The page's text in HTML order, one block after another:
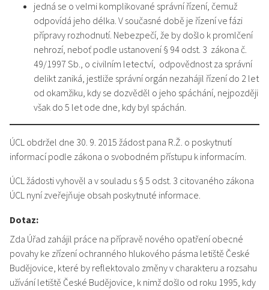
jedná se o velmi komplikované správní řízení, čemuž
odpovídá jeho délka. V současné době je řízení ve fázi
přípravy rozhodnutí. Nebezpečí, že by došlo k promlčení
nehrozí, neboť podle ustanovení § 94 odst. 3 zákona č.
49/1997 Sb., o civilním letectví, odpovědnost za správní
delikt zaniká, jestliže správní orgán nezahájil řízení do 2 let
od okamžiku, kdy se dozvěděl o jeho spáchání, nejpozději
však do 5 let ode dne, kdy byl spáchán.
ÚCL obdržel dne 30. 9. 2015 žádost pana R.Ž. o poskytnutí
informací podle zákona o svobodném přístupu k informacím.
ÚCL žádosti vyhověl a v souladu s § 5 odst. 3 citovaného zákona
ÚCL nyní zveřejňuje obsah poskytnuté informace.
Dotaz:
Zda Úřad zahájil práce na přípravě nového opatření obecné
povahy ke zřízení ochranného hlukového pásma letiště České
Budějovice, které by reflektovalo změny v charakteru a rozsahu
užívání letiště České Budějovice, k nimž došlo od roku 1995, kdy